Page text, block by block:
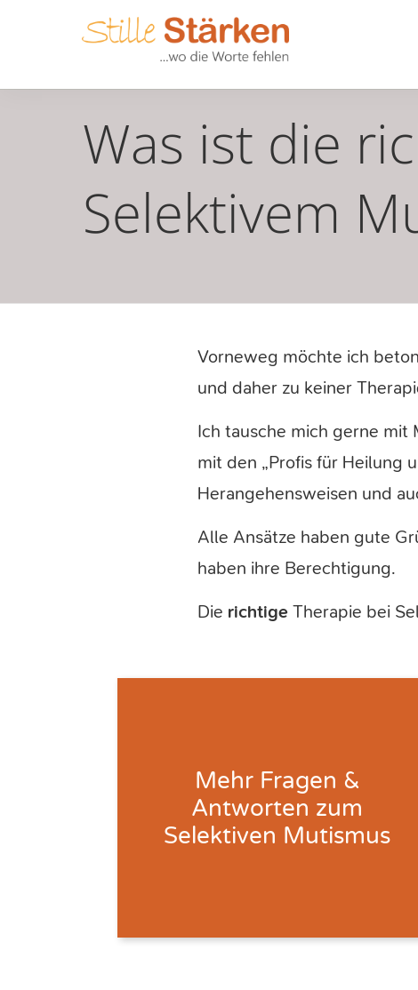
Was ist die
Selektivem
Vorneweg möchte ich
und daher zu keiner
Ich tausche mich gerne mit
mit den „Profis für Heilung
Herangehensweisen und
Alle Ansätze haben gute
haben ihre Berechtigung.
Die richtige Therapie bei
Mehr Fragen &
Antworten zum
Selektiven Mutismus